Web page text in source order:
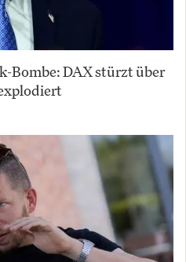
Bombe: DAX stürzt über